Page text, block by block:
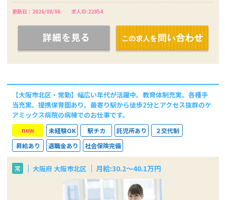
更新日：2026/08/06 求人ID:22854
【大阪市北区・常勤】幅広い年代が活躍中。教育体制充実。各種手
当充実。提携保育園あり。最寄り駅から徒歩2分とアクセス抜群のケ
アミックス病院の病棟でのお仕事です。
new 未経験OK 駅チカ 託児所あり
２交代制
昇給あり
退職金あり 社会保険完備
常 大阪府 大阪市北区 月給:30.2～40.1万円